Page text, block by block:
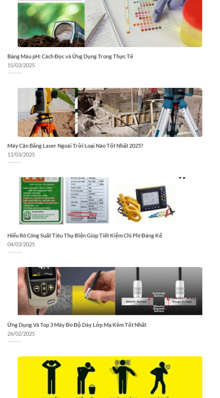
Bảng Màu pH: Cách Đọc và Ứng Dụng Trong Thực Tế
15/03/2025
Máy Cân Bằng Laser Ngoài Trời Loại Nào Tốt Nhất 2025?
11/03/2025
Hiểu Rõ Công Suất Tiêu Thụ Điện Giúp Tiết Kiệm Chi Phí Đáng Kể
04/03/2025
Ứng Dụng Và Top 3 Máy Đo Độ Dày Lớp Mạ Kẽm Tốt Nhất
26/02/2025